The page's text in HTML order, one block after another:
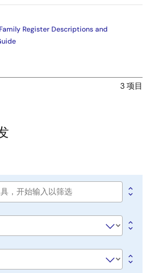
Register Descriptions and
3 项目